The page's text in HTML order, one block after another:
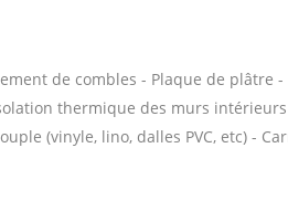
de combles - Plaque de plâtre
thermique des murs
(vinyle, lino, dalles PVC, etc) -